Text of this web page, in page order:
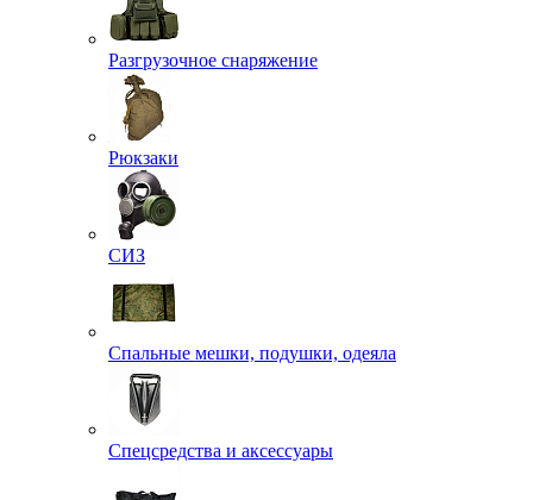
Разгрузочное снаряжение
Рюкзаки
СИЗ
Спальные мешки, подушки, одеяла
Спецсредства и аксессуары